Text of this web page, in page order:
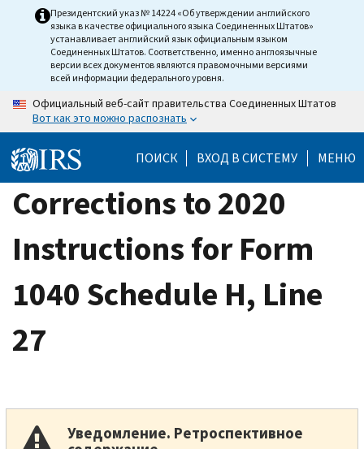
Президентский указ № 14224 «Об утверждении английского
языка в качестве официального языка Соединенных Штатов»
устанавливает английский язык официальным языком
Соединенных Штатов. Соответственно, именно англоязычные
версии всех документов являются правомочными версиями
всей информации федерального уровня.
Официальный веб-сайт правительства Соединенных Штатов
Вот как это можно распознать
ПОИСК ВХОД В СИСТЕМУ МЕНЮ
Corrections to 2020
Instructions for Form
1040 Schedule H, Line
27
Уведомление. Ретроспективное